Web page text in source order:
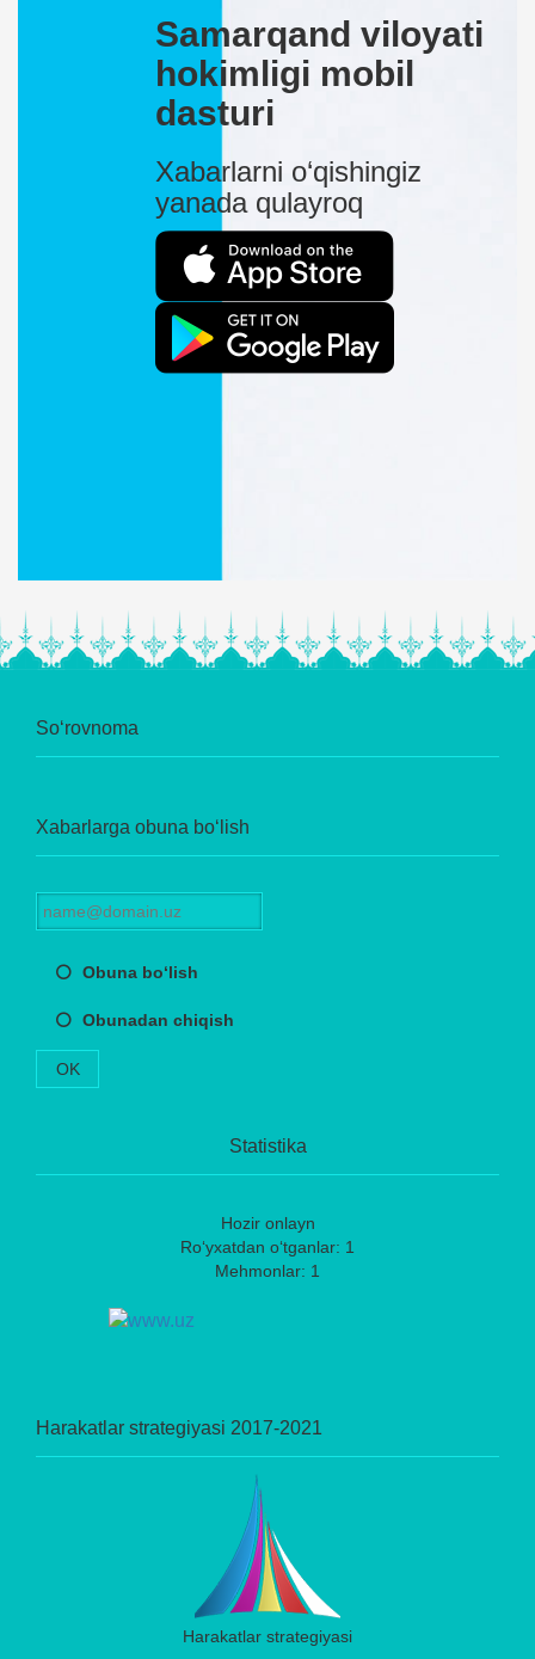
Samarqand viloyati
hokimligi mobil
dasturi
Xabarlarni o‘qishingiz
yanada qulayroq
So‘rovnoma
Xabarlarga obuna bo‘lish
Obuna bo‘lish
Obunadan chiqish
OK
Statistika
Hozir onlayn
Ro‘yxatdan o‘tganlar: 1
Mehmonlar: 1
Harakatlar strategiyasi 2017-2021
Harakatlar strategiyasi